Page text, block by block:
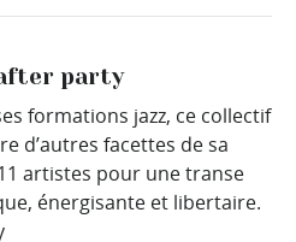
party
formations jazz, ce collectif
d’autres facettes de sa
artistes pour une transe
énergisante et libertaire.